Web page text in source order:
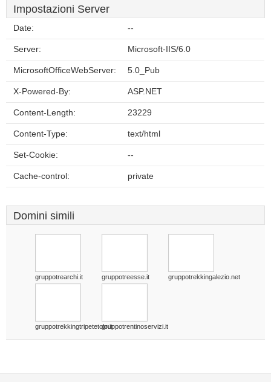
Impostazioni Server
Date: --
Server: Microsoft-IIS/6.0
MicrosoftOfficeWebServer: 5.0_Pub
X-Powered-By: ASP.NET
Content-Length: 23229
Content-Type: text/html
Set-Cookie: --
Cache-control: private
Domini simili
gruppotrearchi.it gruppotreesse.it gruppotrekkingalezio.net
gruppotrekkingtripetetolo.itgruppotrentinoservizi.it